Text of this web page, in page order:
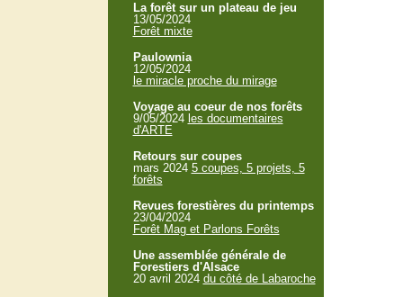
La forêt sur un plateau de jeu
13/05/2024
Forêt mixte
Paulownia
12/05/2024
le miracle proche du mirage
Voyage au coeur de nos forêts
9/05/2024 les documentaires
d'ARTE
Retours sur coupes
mars 2024 5 coupes, 5 projets, 5
forêts
Revues forestières du printemps
23/04/2024
Forêt Mag et Parlons Forêts
Une assemblée générale de
Forestiers d'Alsace
20 avril 2024 du côté de Labaroche